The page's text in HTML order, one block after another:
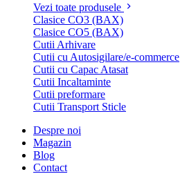
Vezi toate produsele
Clasice CO3 (BAX)
Clasice CO5 (BAX)
Cutii Arhivare
Cutii cu Autosigilare/e-commerce
Cutii cu Capac Atasat
Cutii Incaltaminte
Cutii preformare
Cutii Transport Sticle
Despre noi
Magazin
Blog
Contact